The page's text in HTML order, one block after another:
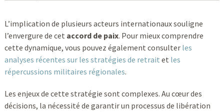
L’implication de plusieurs acteurs internationaux souligne
l’envergure de cet accord de paix. Pour mieux comprendre
cette dynamique, vous pouvez également consulter les
analyses récentes sur les stratégies de retrait et les
répercussions militaires régionales.
Les enjeux de cette stratégie sont complexes. Au cœur des
décisions, la nécessité de garantir un processus de libération